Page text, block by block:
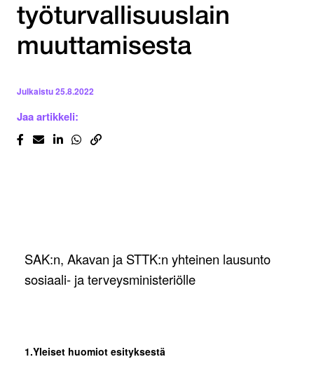
työturvallisuuslain
muuttamisesta
Julkaistu25.8.2022
Jaa artikkeli:
SAK:n, Akavan ja STTK:n yhteinen lausunto
sosiaali- ja terveysministeriölle
1.Yleiset huomiot esityksestä